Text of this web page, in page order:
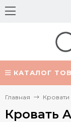
КАТАЛОГ
Главная Кровати
Кровать